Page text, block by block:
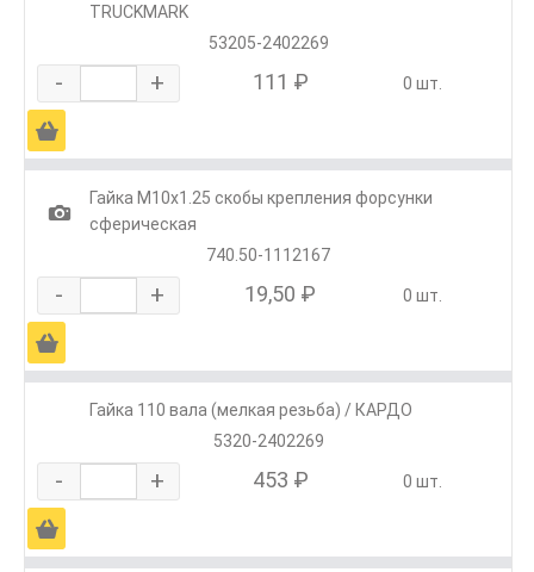
TRUCKMARK
53205-2402269
- + 111 ₽ 0 шт.
Ä
1
Гайка М10х1.25 скобы крепления форсунки
сферическая
740.50-1112167
- + 19,50 ₽ 0 шт.
Ä
Гайка 110 вала (мелкая резьба) / КАРДО
5320-2402269
- + 453 ₽ 0 шт.
Ä